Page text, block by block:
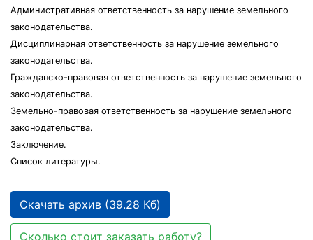
Административная ответственность за нарушение земельного
законодательства.
Дисциплинарная ответственность за нарушение земельного
законодательства.
Гражданско-правовая ответственность за нарушение земельного
законодательства.
Земельно-правовая ответственность за нарушение земельного
законодательства.
Заключение.
Список литературы.
Скачать архив (39.28 Кб)
Сколько стоит заказать работу?